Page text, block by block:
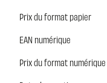
Prix du format papier
EAN numérique
Prix du format numérique